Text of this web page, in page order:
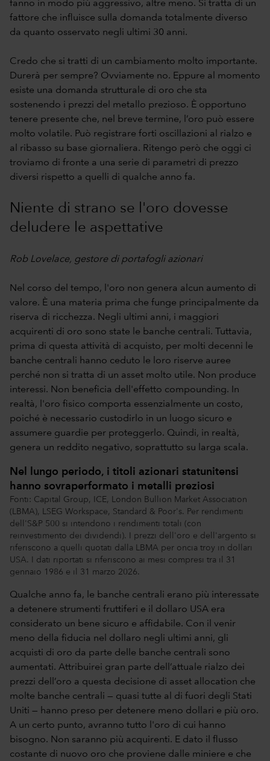
fanno in modo più aggressivo, altre meno. Si tratta di un
fattore che influisce sulla domanda totalmente diverso
da quanto osservato negli ultimi 30 anni.
Credo che si tratti di un cambiamento molto importante.
Durerà per sempre? Ovviamente no. Eppure al momento
esiste una domanda strutturale di oro che sta
sostenendo i prezzi del metallo prezioso. È opportuno
tenere presente che, nel breve termine, l’oro può essere
molto volatile. Può registrare forti oscillazioni al rialzo e
al ribasso su base giornaliera. Ritengo però che oggi ci
troviamo di fronte a una serie di parametri di prezzo
diversi rispetto a quelli di qualche anno fa.
Niente di strano se l'oro dovesse
deludere le aspettative
Rob Lovelace, gestore di portafogli azionari
Nel corso del tempo, l'oro non genera alcun aumento di
valore. È una materia prima che funge principalmente da
riserva di ricchezza. Negli ultimi anni, i maggiori
acquirenti di oro sono state le banche centrali. Tuttavia,
prima di questa attività di acquisto, per molti decenni le
banche centrali hanno ceduto le loro riserve auree
perché non si tratta di un asset molto utile. Non produce
interessi. Non beneficia dell'effetto compounding. In
realtà, l'oro fisico comporta essenzialmente un costo,
poiché è necessario custodirlo in un luogo sicuro e
assumere guardie per proteggerlo. Quindi, in realtà,
genera un reddito negativo, soprattutto su larga scala.
Nel lungo periodo, i titoli azionari statunitensi
hanno sovraperformato i metalli preziosi
Fonti: Capital Group, ICE, London Bullion Market Association
(LBMA), LSEG Workspace, Standard & Poor's. Per rendimenti
dell'S&P 500 si intendono i rendimenti totali (con
reinvestimento dei dividendi). I prezzi dell'oro e dell'argento si
riferiscono a quelli quotati dalla LBMA per oncia troy in dollari
USA. I dati riportati si riferiscono ai mesi compresi tra il 31
gennaio 1986 e il 31 marzo 2026.
Qualche anno fa, le banche centrali erano più interessate
a detenere strumenti fruttiferi e il dollaro USA era
considerato un bene sicuro e affidabile. Con il venir
meno della fiducia nel dollaro negli ultimi anni, gli
acquisti di oro da parte delle banche centrali sono
aumentati. Attribuirei gran parte dell’attuale rialzo dei
prezzi dell’oro a questa decisione di asset allocation che
molte banche centrali — quasi tutte al di fuori degli Stati
Uniti — hanno preso per detenere meno dollari e più oro.
A un certo punto, avranno tutto l'oro di cui hanno
bisogno. Non saranno più acquirenti. E dato il flusso
costante di nuovo oro che proviene dalle miniere e che